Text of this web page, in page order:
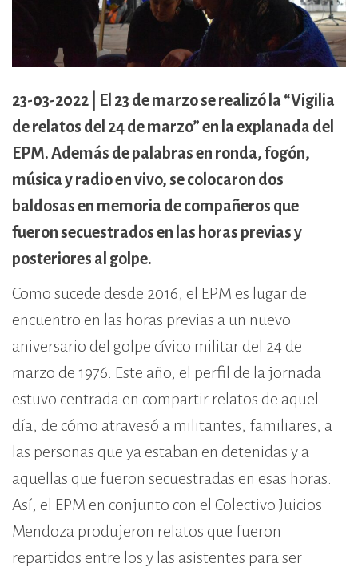
cívico-militar. El lugar fue sede del
Centro Clandestino de Detención,
Tortura y Extermino más
importante del Gran Mendoza.
23-03-2022 | El 23 de marzo se realizó la “Vigilia
de relatos del 24 de marzo” en la explanada del
EPM. Además de palabras en ronda, fogón,
música y radio en vivo, se colocaron dos
baldosas en memoria de compañeros que
fueron secuestrados en las horas previas y
posteriores al golpe.
Como sucede desde 2016, el EPM es lugar de
encuentro en las horas previas a un nuevo
aniversario del golpe cívico militar del 24 de
marzo de 1976. Este año, el perfil de la jornada
estuvo centrada en compartir relatos de aquel
día, de cómo atravesó a militantes, familiares, a
las personas que ya estaban en detenidas y a
aquellas que fueron secuestradas en esas horas.
Así, el EPM en conjunto con el Colectivo Juicios
Mendoza produjeron relatos que fueron
repartidos entre los y las asistentes para ser